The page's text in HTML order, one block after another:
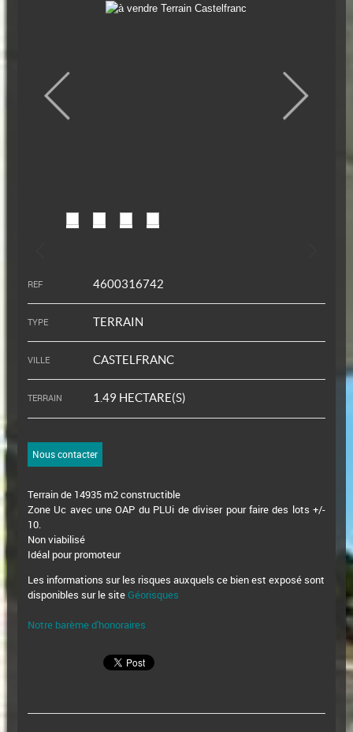
REF 4600316742
TYPE TERRAIN
VILLE CASTELFRANC
TERRAIN 1.49 HECTARE(S)
Nous contacter
Terrain de 14935 m2 constructible
Zone Uc avec une OAP du PLUi de diviser pour faire des lots +/-
10.
Non viabilisé
Idéal pour promoteur
Les informations sur les risques auxquels ce bien est exposé sont
disponibles sur le site Géorisques
Notre barème d'honoraires